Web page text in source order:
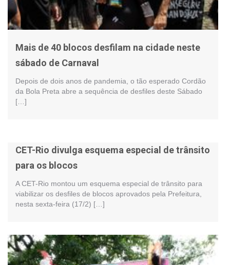
Mais de 40 blocos desfilam na cidade neste
sábado de Carnaval
Depois de dois anos de pandemia, o tão esperado Cordão
da Bola Preta abre a sequência de desfiles deste Sábado
[…]
CET-Rio divulga esquema especial de trânsito
para os blocos
A CET-Rio montou um esquema especial de trânsito para
viabilizar os desfiles de blocos aprovados pela Prefeitura,
nesta sexta-feira (17/2) […]